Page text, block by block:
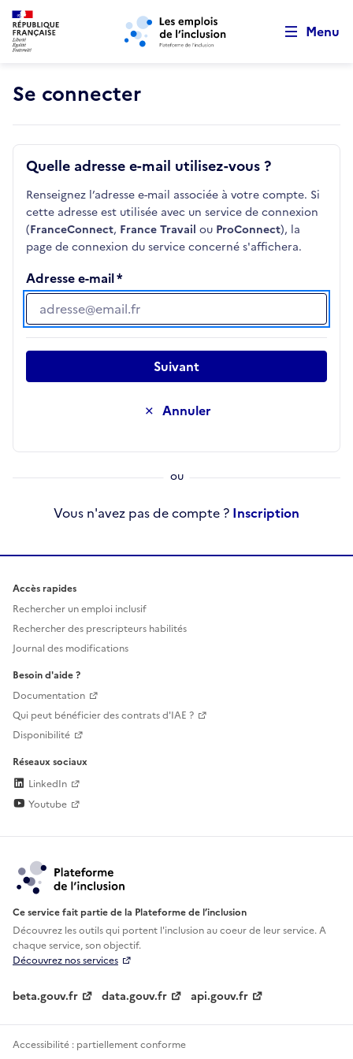
Aller au menu principal Aller au contenu principal
Menu
Se connecter
Quelle adresse e-mail utilisez-vous ?
Renseignez l’adresse e-mail associée à votre compte. Si
cette adresse est utilisée avec un service de connexion
(FranceConnect, France Travail ou ProConnect), la
page de connexion du service concerné s'affichera.
Adresse e-mail
Adresse e-mail
Annuler
Suivant
Vous n'avez pas de compte ? Inscription
Accès rapides
Rechercher un emploi inclusif
Rechercher des prescripteurs habilités
Journal des modifications
Besoin d'aide ?
Documentation
Qui peut bénéficier des contrats d'IAE ?
Disponibilité
Réseaux sociaux
LinkedIn
Youtube
Ce service fait partie de la Plateforme de l’inclusion
Découvrez les outils qui portent l'inclusion aucoeur de leur service. A
chaque service, son objectif.
Découvrez nos services
beta.gouv.fr data.gouv.fr api.gouv.fr
Accessibilité : partiellement conforme
Retour au début de la page
Panneau de gestion des cookies